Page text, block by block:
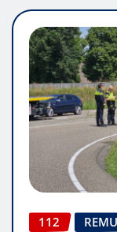
112